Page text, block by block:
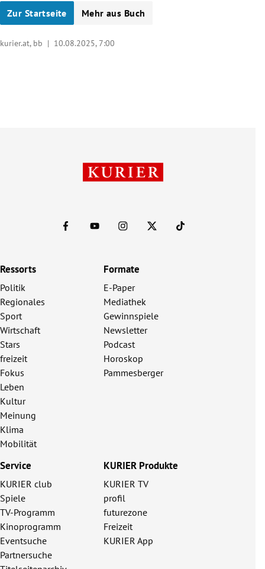
Zur Startseite Mehr aus Buch
kurier.at, bb | 10.08.2025, 7:00
Ressorts
Politik
Regionales
Sport
Wirtschaft
Stars
freizeit
Fokus
Leben
Kultur
Meinung
Klima
Mobilität
Formate
E-Paper
Mediathek
Gewinnspiele
Newsletter
Podcast
Horoskop
Pammesberger
Service
KURIER club
Spiele
TV-Programm
Kinoprogramm
Eventsuche
Partnersuche
KURIER Produkte
KURIER TV
profil
futurezone
Freizeit
KURIER App